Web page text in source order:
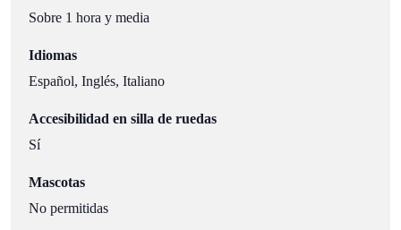
Sobre 1 hora y media
Idiomas
Español, Inglés, Italiano
Accesibilidad en silla de ruedas
Sí
Mascotas
No permitidas